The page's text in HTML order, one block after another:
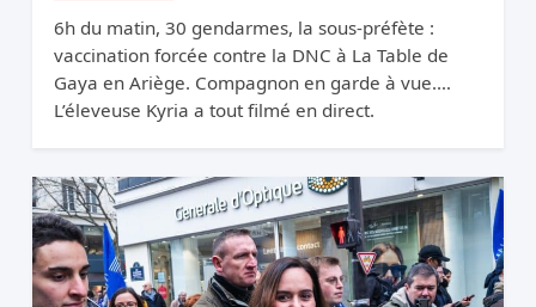
6h du matin, 30 gendarmes, la sous-préfète :
vaccination forcée contre la DNC à La Table de
Gaya en Ariège. Compagnon en garde à vue.
L’éleveuse Kyria a tout filmé en direct.